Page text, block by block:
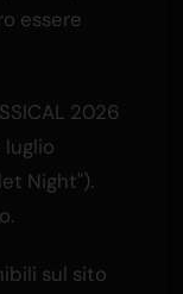
essere
2026
luglio
Night").
sul sito